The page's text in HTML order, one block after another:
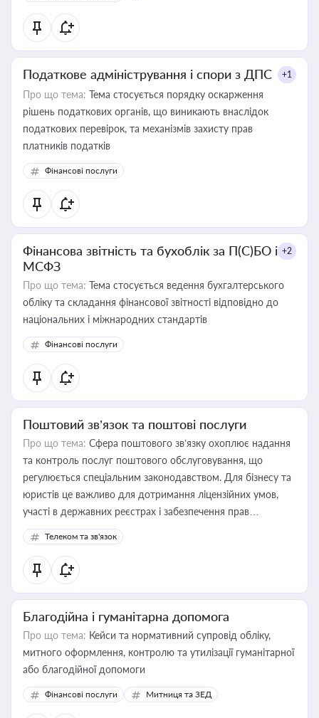
Податкове адміністрування і спори з ДПС +1
Про що тема: Тема стосується порядку оскарження
рішень податкових органів, що виникають внаслідок
податкових перевірок, та механізмів захисту прав
платників податків
Фінансові послуги
Фінансова звітність та бухоблік за П(С)БО і
МСФЗ
+2
Про що тема: Тема стосується ведення бухгалтерського
обліку та складання фінансової звітності відповідно до
національних і міжнародних стандартів
Фінансові послуги
Поштовий зв’язок та поштові послуги
Про що тема: Сфера поштового зв’язку охоплює надання
та контроль послуг поштового обслуговування, що
регулюється спеціальним законодавством. Для бізнесу та
юристів це важливо для дотримання ліцензійних умов,
участі в державних реєстрах і забезпечення прав
споживачів.
Телеком та зв'язок
Благодійна і гуманітарна допомога
Про що тема: Кейси та нормативний супровід обліку,
митного оформлення, контролю та утилізації гуманітарної
або благодійної допомоги
Фінансові послуги Митниця та ЗЕД